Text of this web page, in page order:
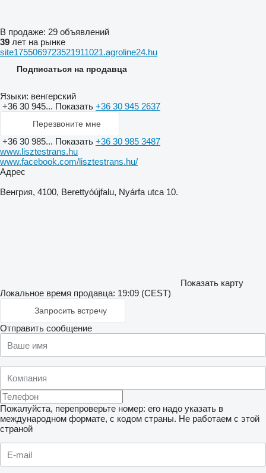
В продаже: 29 объявлений
39 лет на рынке
site1755069723521911021.agroline24.hu
Подписаться на продавца
Языки: венгерский
+36 30 945... Показать +36 30 945 2637
Перезвоните мне
+36 30 985... Показать +36 30 985 3487
www.lisztestrans.hu
www.facebook.com/lisztestrans.hu/
Адрес
Венгрия, 4100, Berettyóújfalu, Nyárfa utca 10.
Показать карту
Локальное время продавца: 19:09 (CEST)
Запросить встречу
Отправить сообщение
Пожалуйста, перепроверьте номер: его надо указать в
международном формате, с кодом страны. Не работаем с этой
страной